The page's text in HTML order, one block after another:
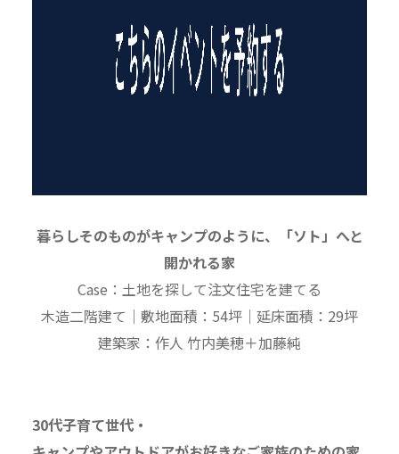
暮らしそのものがキャンプのように、「ソト」へと
開かれる家
Case：土地を探して注文住宅を建てる
木造二階建て｜敷地面積：54坪｜延床面積：29坪
建築家：作人 竹内美穂＋加藤純
30代子育て世代・